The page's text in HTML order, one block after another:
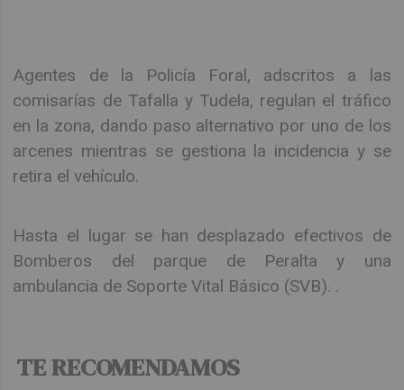
Agentes de la Policía Foral, adscritos a las
comisarías de Tafalla y Tudela, regulan el tráfico
en la zona, dando paso alternativo por uno de los
arcenes mientras se gestiona la incidencia y se
retira el vehículo.
Hasta el lugar se han desplazado efectivos de
Bomberos del parque de Peralta y una
ambulancia de Soporte Vital Básico (SVB). .
TE RECOMENDAMOS